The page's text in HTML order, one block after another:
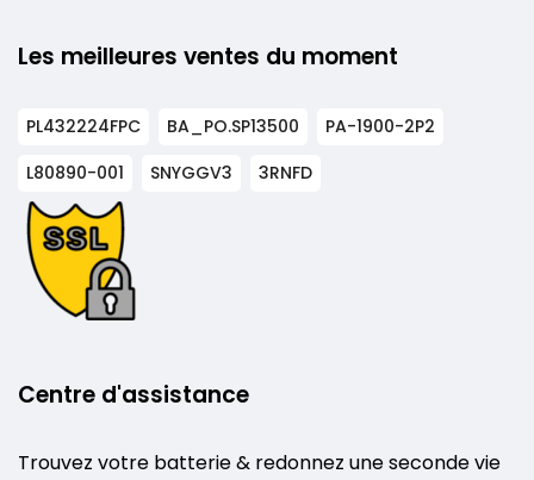
Les meilleures ventes du moment
PL432224FPC BA_PO.SP13500
PA-1900-2P2
L80890-001
SNYGGV3 3RNFD
Centre d'assistance
Trouvez votre batterie & redonnez une seconde vie